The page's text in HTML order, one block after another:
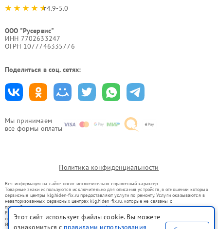
Мы принимаем
все формы оплаты
4.9-5.0
ООО "Русервис"
ИНН 7702633247
ОГРН 1077746335776
Поделиться в соц. сетях:
Политика конфиденциальности
Вся информация на сайте носит исключительно справочный характер.
Товарные знаки используются исключительно для описания устройств, в отношении которых
сервисные центры klg.hiden-fix.ru предоставляют услуги по ремонту. Услуги оказываются в
неавторизованных сервисных центрах klg.hiden-fix.ru, которые не связаны с
правообладателями товарных знаков или их официальными представителями.
Ремонт осуществляется для устройств, уже введенных в гражданский оборот в соответствии
со статьей 1487 ГК РФ.
Использование товарных знаков не преследует цели индивидуализации услуг или введения
Этот сайт использует файлы cookie. Вы можете
ознакомиться с правилами использования